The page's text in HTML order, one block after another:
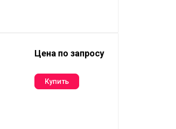
Цена по запросу